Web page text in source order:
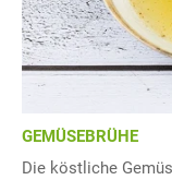
GEMÜSEBRÜHE
Die köstliche